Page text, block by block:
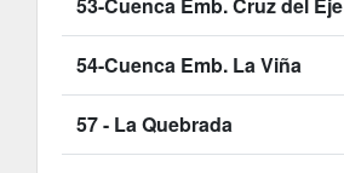
53-Cuenca Emb. Cruz del Eje
54-Cuenca Emb. La Viña
57 - La Quebrada